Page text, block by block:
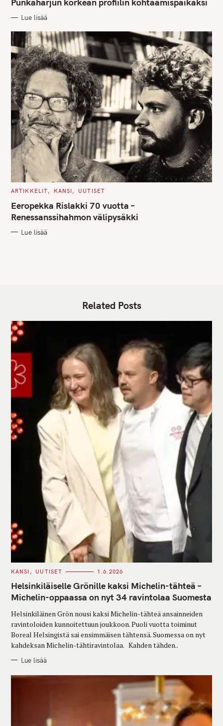
O
I
S
Punkaharjun korkean profiilin kohtaamispaikaksi
Lue lisää
C
T
E
G
O
I
ARTIKKELIT KANSI UUTISET
Eeropekka Rislakki 70 vuotta –
Renessanssihahmon välipysäkki
Lue lisää
Related Posts
C
T
E
G
O
I
S
KANSI UUTISET 1.6.2026
Helsinkiläiselle Grönille kaksi Michelin-tähteä –
Michelin-oppaassa on nyt 34 ravintolaa Suomesta
Helsinkiläinen Grön nousi kaksi Michelin-tähteä ansainneiden
ravintoloiden kunnoitettuun joukkoon. Puoli vuotta toiminut
Boreal Helsingistä sai ensimmäisen tähtensä. Suomessa on nyt
kahdeksan Michelin-tähtiravintolaa. Kahden tähden..
Lue lisää